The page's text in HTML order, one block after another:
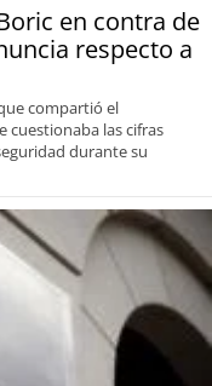
en contra de
respecto a
compartió el
cuestionaba las cifras
durante su